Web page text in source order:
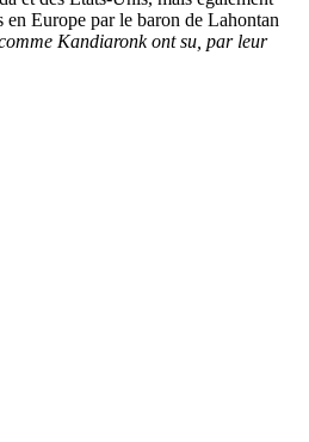
en Europe par le baron de Lahontan
Kandiaronk ont su, par leur